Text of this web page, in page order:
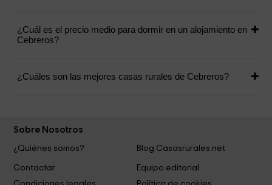
¿Cuál es el precio medio para dormir en un alojamiento en
Cebreros?
¿Cuáles son las mejores casas rurales de Cebreros?
Sobre Nosotros
¿Quiénes somos?
Blog Casasrurales.net
Contactar
Equipo editorial